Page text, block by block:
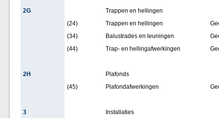
2G
Trappen en hellingen
(24)
Trappen en hellingen
(34)
Balustrades en leuningen
(44)
Trap- en hellingafwerkingen
2H
Plafonds
(45)
Plafondafwerkingen
3 Installaties